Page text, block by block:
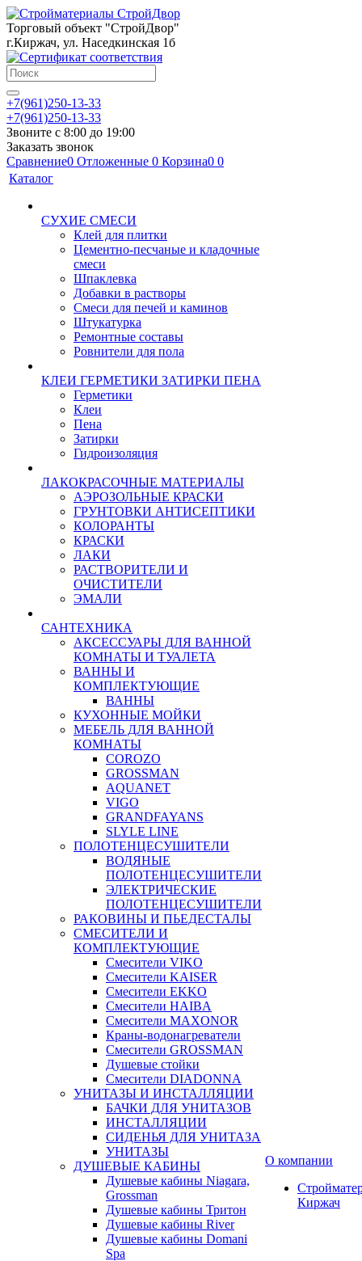
Торговый объект "СтройДвор"
г.Киржач, ул. Наседкинская 1б
+7(961)250-13-33
+7(961)250-13-33
Звоните с 8:00 до 19:00
Заказать звонок
Сравнение0 Отложенные 0 Корзина0 0
Каталог
СУХИЕ СМЕСИ
Клей для плитки
Цементно-песчаные и кладочные
смеси
Шпаклевка
Добавки в растворы
Смеси для печей и каминов
Штукатурка
Ремонтные составы
Ровнители для пола
КЛЕИ ГЕРМЕТИКИ ЗАТИРКИ ПЕНА
Герметики
Клеи
Пена
Затирки
Гидроизоляция
ЛАКОКРАСОЧНЫЕ МАТЕРИАЛЫ
АЭРОЗОЛЬНЫЕ КРАСКИ
ГРУНТОВКИ АНТИСЕПТИКИ
КОЛОРАНТЫ
КРАСКИ
ЛАКИ
РАСТВОРИТЕЛИ И
ОЧИСТИТЕЛИ
ЭМАЛИ
САНТЕХНИКА
АКСЕССУАРЫ ДЛЯ ВАННОЙ
КОМНАТЫ И ТУАЛЕТА
ВАННЫ И
КОМПЛЕКТУЮЩИЕ
ВАННЫ
КУХОННЫЕ МОЙКИ
МЕБЕЛЬ ДЛЯ ВАННОЙ
КОМНАТЫ
COROZO
GROSSMAN
AQUANET
VIGO
GRANDFAYANS
SLYLE LINE
ПОЛОТЕНЦЕСУШИТЕЛИ
ВОДЯНЫЕ
ПОЛОТЕНЦЕСУШИТЕЛИ
ЭЛЕКТРИЧЕСКИЕ
ПОЛОТЕНЦЕСУШИТЕЛИ
РАКОВИНЫ И ПЬЕДЕСТАЛЫ
СМЕСИТЕЛИ И
КОМПЛЕКТУЮЩИЕ
Смесители VIKO
Смесители KAISER
Смесители EKKO
Смесители HAIBA
Смесители MAXONOR
Краны-водонагреватели
Смесители GROSSMAN
Душевые стойки
Смесители DIADONNA
УНИТАЗЫ И ИНСТАЛЛЯЦИИ
БАЧКИ ДЛЯ УНИТАЗОВ
ИНСТАЛЛЯЦИИ
СИДЕНЬЯ ДЛЯ УНИТАЗА
УНИТАЗЫ
ДУШЕВЫЕ КАБИНЫ
Душевые кабины Niagara,
Grossman
Душевые кабины Тритон
Душевые кабины River
Душевые кабины Domani
Spa
О компании
Киржач